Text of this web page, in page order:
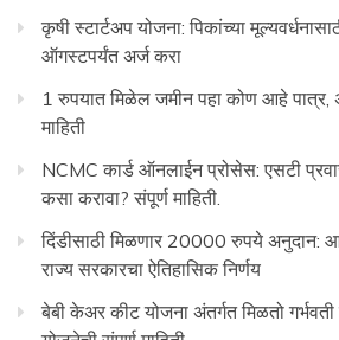
कृषी स्टार्टअप योजना: पिकांच्या
ऑगस्टपर्यंत अर्ज करा
1 रुपयात मिळेल जमीन पहा कोण आहे पात्र,
माहिती
NCMC कार्ड ऑनलाईन प्रोसेस: एसटी
कसा करावा? संपूर्ण माहिती.
दिंडीसाठी मिळणार 20000 रुपये अनुदान:
राज्य सरकारचा ऐतिहासिक निर्णय
बेबी केअर कीट योजना अंतर्गत मिळतो गर्भवती